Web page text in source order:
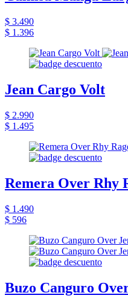
$ 3.490
$ 1.396
Jean Cargo Volt
$ 2.990
$ 1.495
Remera Over Rhy
$ 1.490
$ 596
Buzo Canguro